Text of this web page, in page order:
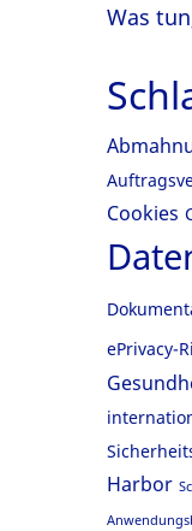
Was
Cookies
ePrivacy-
Harbor